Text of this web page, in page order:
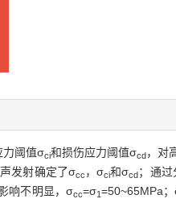
力阈值σci和损伤应力阈值σcd，对
发射确定了σcc ，σci和σcd；通
响不明显，σcc=σ1=50~65MPa